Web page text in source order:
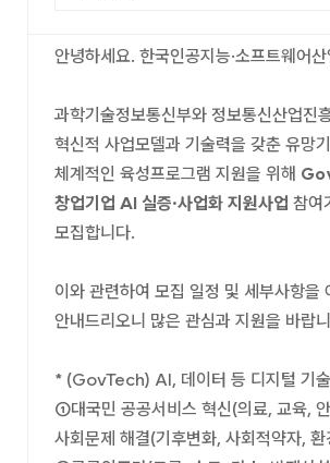
안녕하세요. 한국인공지능·소프트웨어
과학기술정보통신부와 정보통신산업진
혁신적 사업모델과 기술력을 갖춘 유망
체계적인 육성프로그램 지원을 위해
창업기업 AI 실증·사업화 지원사업 참여
모집합니다.
이와 관련하여 모집 일정 및 세부사항을
안내드리오니 많은 관심과 지원을 바랍
* (GovTech) AI, 데이터 등 디지털 기술
①대국민 공공서비스 혁신(의료, 교육,
사회문제 해결(기후변화, 사회적약자, 환